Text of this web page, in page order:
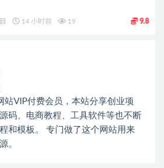
14 小时前 19 9.8
站VIP付费会员，本站分享创业项
码、电商教程、工具软件等也不断
和模板。 专门做了这个网站用来
。